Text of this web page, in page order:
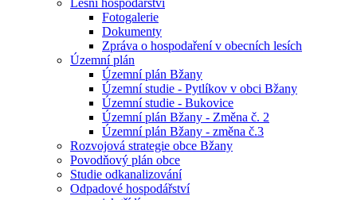
Lesní hospodářství
Fotogalerie
Dokumenty
Zpráva o hospodaření v obecních lesích
Územní plán
Územní plán Bžany
Územní studie - Pytlíkov v obci Bžany
Územní studie - Bukovice
Územní plán Bžany - Změna č. 2
Územní plán Bžany - změna č.3
Rozvojová strategie obce Bžany
Povodňový plán obce
Studie odkanalizování
Odpadové hospodářství